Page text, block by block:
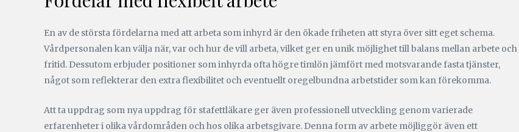
En av de största fördelarna med att arbeta som inhyrd är den ökade friheten att styra över sitt eget schema.
Vårdpersonalen kan välja när, var och hur de vill arbeta, vilket ger en unik möjlighet till balans mellan arbete och
fritid. Dessutom erbjuder positioner som inhyrda ofta högre timlön jämfört med motsvarande fasta tjänster,
något som reflekterar den extra flexibilitet och eventuellt oregelbundna arbetstider som kan förekomma.
Att ta uppdrag som nya uppdrag för stafettläkare ger även professionell utveckling genom varierade
erfarenheter i olika vårdområden och hos olika arbetsgivare. Denna form av arbete möjliggör även ett